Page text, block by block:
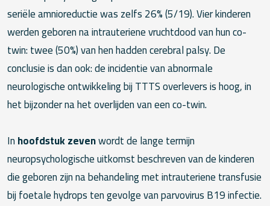
seriële amnioreductie was zelfs 26% (5/19). Vier kinderen
werden geboren na intrauteriene vruchtdood van hun co-
twin: twee (50%) van hen hadden cerebral palsy. De
conclusie is dan ook: de incidentie van abnormale
neurologische ontwikkeling bij TTTS overlevers is hoog, in
het bijzonder na het overlijden van een co-twin.
Inhoofdstuk zevenwordt de lange termijn
neuropsychologische uitkomst beschreven van de kinderen
die geboren zijn na behandeling met intrauteriene transfusie
bij foetale hydrops ten gevolge van parvovirus B19 infectie.